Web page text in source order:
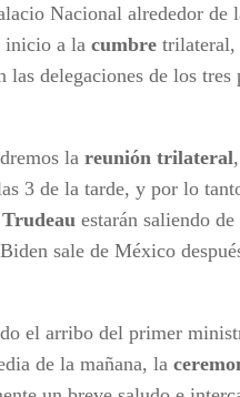
Nacional alrededor de
inicio a la cumbre trilateral,
las delegaciones de los tres
la reunión trilateral
3 de la tarde, y por lo
Trudeau estarán saliendo
sale de México
el arribo del primer
de la mañana, la